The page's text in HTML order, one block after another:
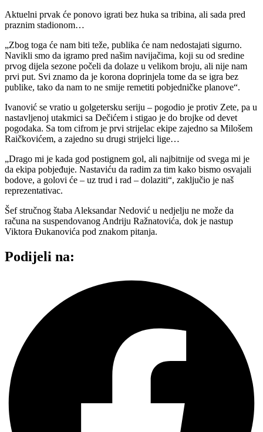
Aktuelni prvak će ponovo igrati bez huka sa tribina, ali sada pred
praznim stadionom…
„Zbog toga će nam biti teže, publika će nam nedostajati sigurno.
Navikli smo da igramo pred našim navijačima, koji su od sredine
prvog dijela sezone počeli da dolaze u velikom broju, ali nije nam
prvi put. Svi znamo da je korona doprinjela tome da se igra bez
publike, tako da nam to ne smije remetiti pobjedničke planove“.
Ivanović se vratio u golgetersku seriju – pogodio je protiv Zete, pa u
nastavljenoj utakmici sa Dečićem i stigao je do brojke od devet
pogodaka. Sa tom cifrom je prvi strijelac ekipe zajedno sa Milošem
Raičkovićem, a zajedno su drugi strijelci lige…
„Drago mi je kada god postignem gol, ali najbitnije od svega mi je
da ekipa pobjeđuje. Nastaviću da radim za tim kako bismo osvajali
bodove, a golovi će – uz trud i rad – dolaziti“, zaključio je naš
reprezentativac.
Šef stručnog štaba Aleksandar Nedović u nedjelju ne može da
računa na suspendovanog Andriju Ražnatovića, dok je nastup
Viktora Đukanovića pod znakom pitanja.
Podijeli na: